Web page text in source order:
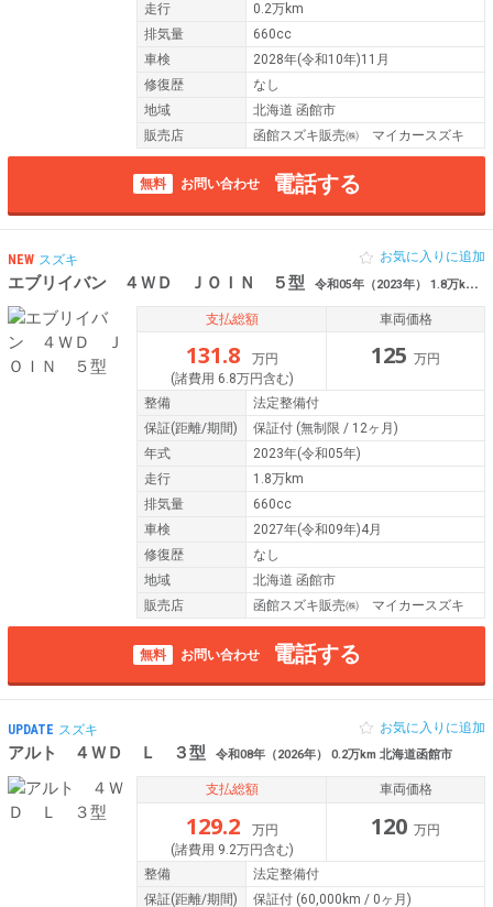
走行
0.2万km
排気量
660cc
車検
2028年(令和10年)11月
修復歴
なし
地域
北海道 函館市
販売店
函館スズキ販売㈱ マイカースズキ
無料 お問い合わせ 電話する
NEW スズキ
エブリイバン ４ＷＤ ＪＯＩＮ ５型 令和05年（2023年） 1.8万km 北海道函館市
お気に入りに追加
支払総額
131.8
万円
(諸費用 6.8万円含む)
車両価格
125 万円
整備
法定整備付
保証(距離/期間) 保証付 (無制限 / 12ヶ月)
年式
2023年(令和05年)
走行
1.8万km
排気量
660cc
車検
2027年(令和09年)4月
修復歴
なし
地域
北海道 函館市
販売店
函館スズキ販売㈱ マイカースズキ
無料 お問い合わせ 電話する
UPDATE スズキ
アルト ４ＷＤ Ｌ ３型 令和08年（2026年） 0.2万km 北海道函館市
お気に入りに追加
支払総額
129.2
万円
(諸費用 9.2万円含む)
車両価格
120 万円
整備
法定整備付
保証(距離/期間) 保証付 (60,000km / 0ヶ月)